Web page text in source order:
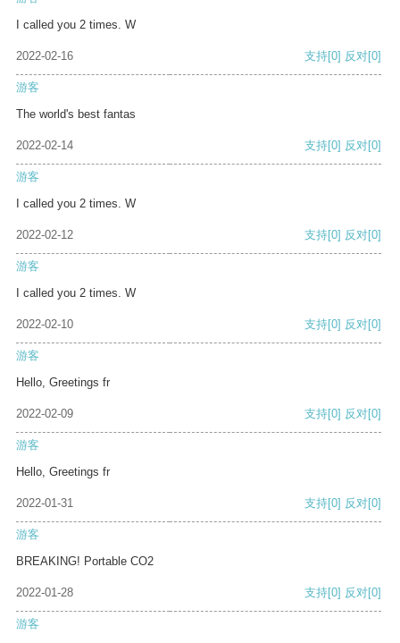
I called you 2 times. W
2022-02-16 支持[0] 反对[0]
游客
The world's best fantas
2022-02-14 支持[0] 反对[0]
游客
I called you 2 times. W
2022-02-12 支持[0] 反对[0]
游客
I called you 2 times. W
2022-02-10 支持[0] 反对[0]
游客
Hello, Greetings fr
2022-02-09 支持[0] 反对[0]
游客
Hello, Greetings fr
2022-01-31 支持[0] 反对[0]
游客
BREAKING! Portable CO2
2022-01-28 支持[0] 反对[0]
游客